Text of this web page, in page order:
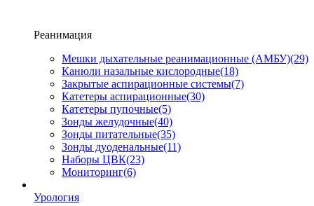
Реанимация
Мешки дыхательные реанимационные (АМБУ)(29)
Канюли назальные кислородные(18)
Закрытые аспирационные системы(7)
Катетеры аспирационные(30)
Катетеры пупочные(5)
Зонды желудочные(40)
Зонды питательные(35)
Зонды дуоденальные(11)
Наборы ЦВК(23)
Мониторинг(6)
Урология